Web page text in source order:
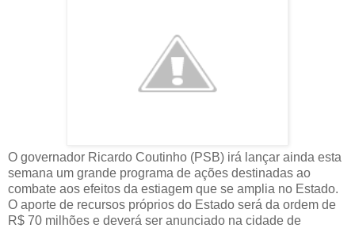
O governador Ricardo Coutinho (PSB) irá lançar ainda esta
semana um grande programa de ações destinadas ao
combate aos efeitos da estiagem que se amplia no Estado.
O aporte de recursos próprios do Estado será da ordem de
R$ 70 milhões e deverá ser anunciado na cidade de